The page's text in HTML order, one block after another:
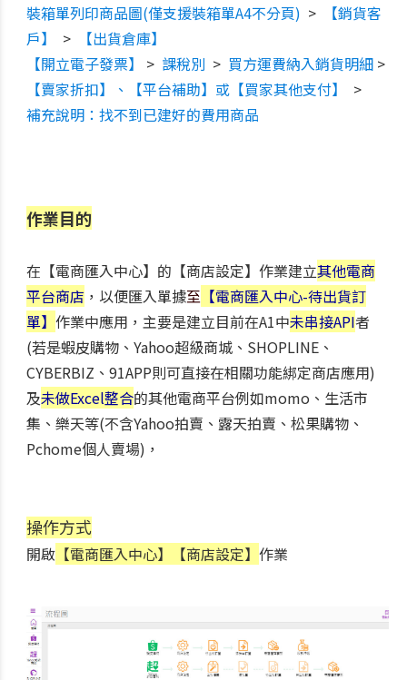
裝箱單列印商品圖(僅支援裝箱單A4不分頁) >
【銷貨客
戶】
>
【出貨倉庫】
【開立電子發票】
> 課稅別 > 買方運費納入銷貨明細>
【賣家折扣】、【平台補助】或【買家其他支付】
>
補充說明：找不到已建好的費用商品
作業目的
在 【電商匯入中心】的 【商店設定】作業建立其他電商
平台商店 ，以便匯入單據至【電商匯入中心-待出貨訂
單】 作業中應用，主要是建立目前在A1中未串接API者
(若是蝦皮購物、Yahoo超級商城、SHOPLINE、
CYBERBIZ、91APP則可直接在相關功能綁定商店應用)
及未做Excel整合的其他電商平台例如momo、生活市
集、樂天等(不含Yahoo拍賣、露天拍賣、松果購物、
Pchome個人賣場)，
操作方式
開啟【電商匯入中心】【商店設定】 作業